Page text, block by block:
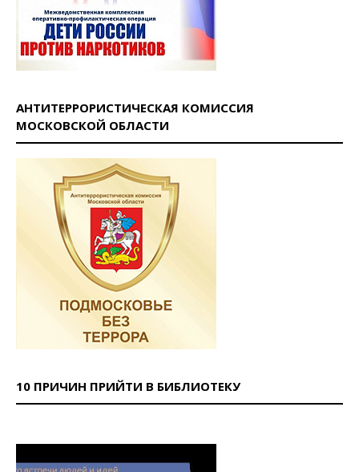
АНТИТЕРРОРИСТИЧЕСКАЯ КОМИССИЯ
МОСКОВСКОЙ ОБЛАСТИ
10 ПРИЧИН ПРИЙТИ В БИБЛИОТЕКУ